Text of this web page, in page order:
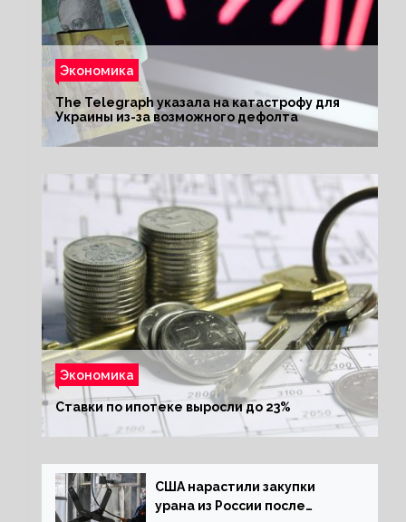
Экономика
The Telegraph указала на катастрофу для
Украины из-за возможного дефолта
Экономика
Ставки по ипотеке выросли до 23%
США нарастили закупки
урана из России после